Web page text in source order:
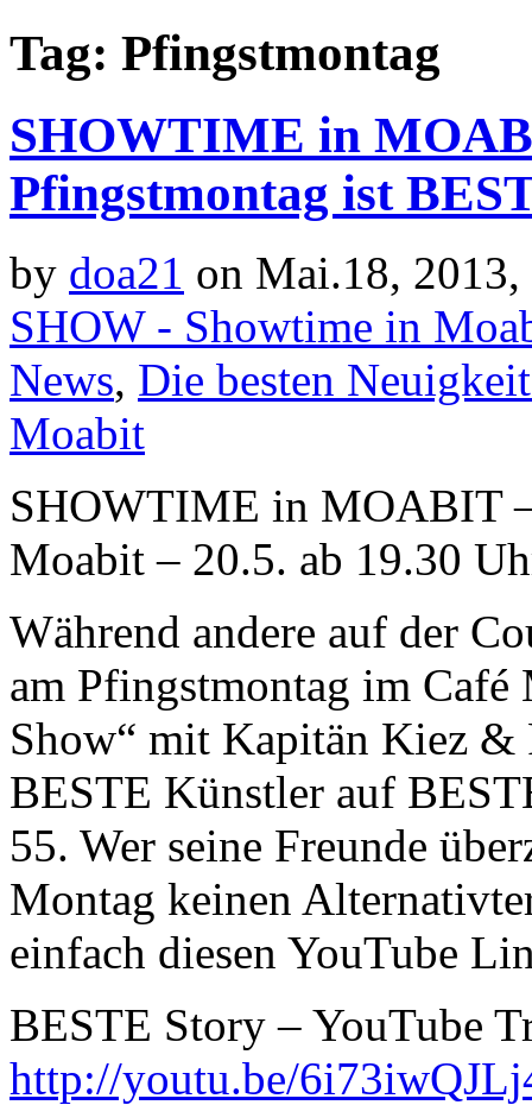
Tag: Pfingstmontag
SHOWTIME in
Pfingstmontag ist
by doa21 on Mai.18,
SHOW - Showtime in
News, Die besten
Moabit
SHOWTIME in MOABIT
Moabit – 20.5. ab 19.30
Während andere auf der
am Pfingstmontag im
Show“ mit Kapitän Kiez &
BESTE Künstler auf
55. Wer seine Freunde
Montag keinen
einfach diesen YouTube
BESTE Story – YouTube
http://youtu.be/